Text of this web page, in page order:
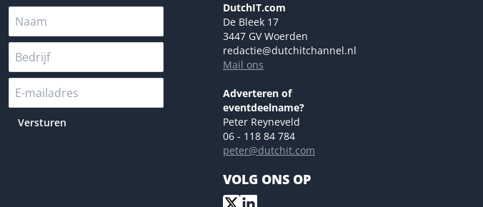
Versturen
DutchIT.com
De Bleek 17
3447 GV Woerden
redactie@dutchitchannel.nl
Mail ons
Adverteren of
eventdeelname?
Peter Reyneveld
06 - 118 84 784
peter@dutchit.com
VOLG ONS OP